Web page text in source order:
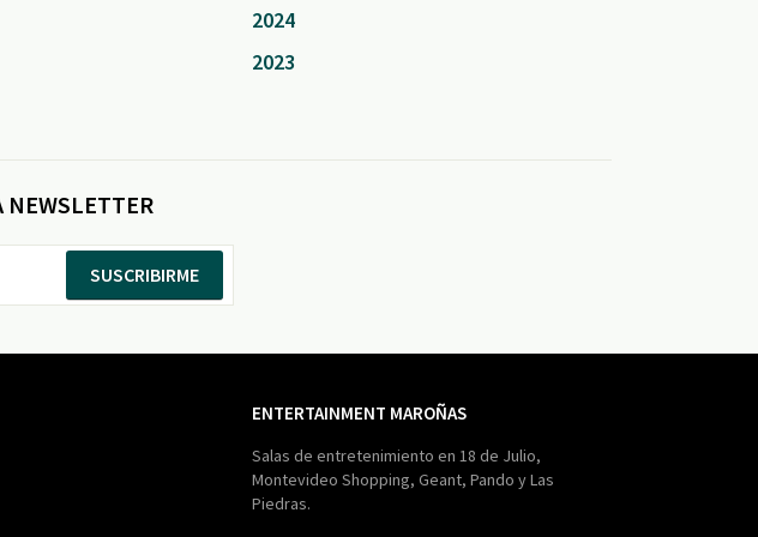
2024
2023
NEWSLETTER
SUSCRIBIRME
ENTERTAINMENT MAROÑAS
Salas de entretenimiento en 18 de Julio,
Montevideo Shopping, Geant, Pando y Las
Piedras.